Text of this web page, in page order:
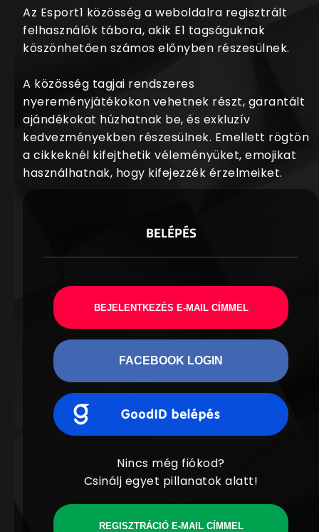
Az Esport1 közösség a weboldalra regisztrált
felhasználók tábora, akik E1 tagságuknak
köszönhetően számos előnyben részesülnek.
A közösség tagjai rendszeres
nyereményjátékokon vehetnek részt, garantált
ajándékokat húzhatnak be, és exkluzív
kedvezményekben részesülnek. Emellett rögtön
a cikkeknél kifejthetik véleményüket, emojikat
használhatnak, hogy kifejezzék érzelmeiket.
BELÉPÉS
BEJELENTKEZÉS E-MAIL CÍMMEL
FACEBOOK LOGIN
Nincs még fiókod?
Csinálj egyet pillanatok alatt!
REGISZTRÁCIÓ E-MAIL CÍMMEL